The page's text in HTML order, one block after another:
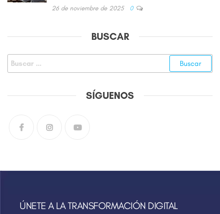
26 de noviembre de 2025 0
BUSCAR
SÍGUENOS
ÚNETE A LA TRANSFORMACIÓN DIGITAL